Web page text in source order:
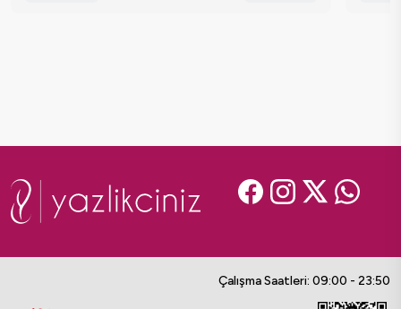
Çalışma Saatleri: 09:00 - 23:50